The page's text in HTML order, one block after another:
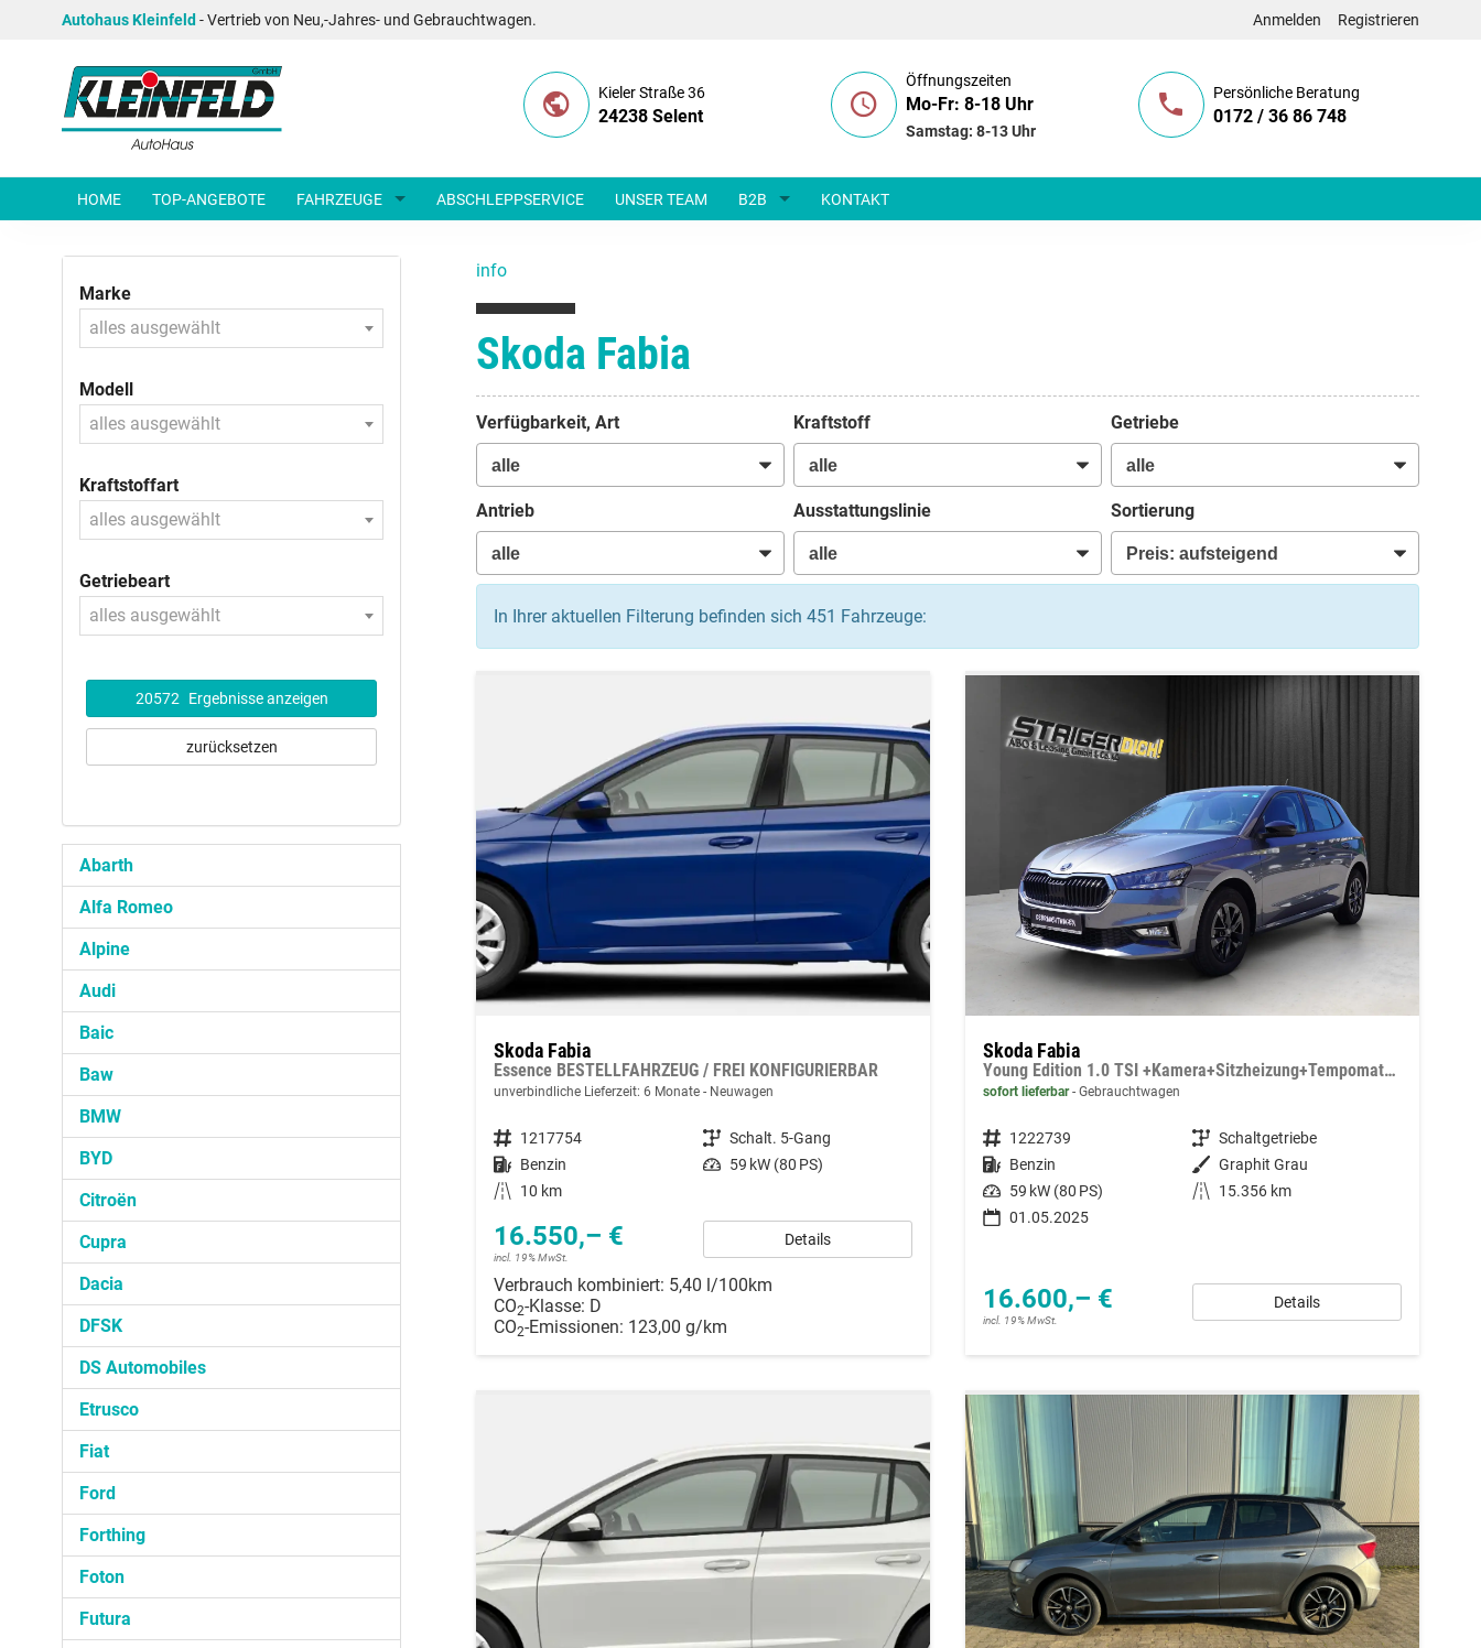
Autohaus Kleinfeld - Vertrieb von Neu,-Jahres- und Gebrauchtwagen. Anmelden Registrieren
Kieler Straße 36
24238 Selent
Öffnungszeiten
Mo-Fr: 8-18 Uhr
Samstag: 8-13 Uhr
Persönliche Beratung
0172 / 36 86 748
HOME TOP-ANGEBOTE FAHRZEUGE ABSCHLEPPSERVICE UNSER TEAM B2B KONTAKT
info
Skoda Fabia
Verfügbarkeit, Art Kraftstoff Getriebe
Antrieb Ausstattungslinie Sortierung
In Ihrer aktuellen Filterung befinden sich 451 Fahrzeuge:
Skoda Fabia
Essence BESTELLFAHRZEUG / FREI KONFIGURIERBAR
unverbindliche Lieferzeit: 6 Monate Neuwagen
Fahrzeugnummer 1217754 Getriebe Schalt. 5-Gang
Kraftstoff Benzin Leistung 59 kW (80 PS)
Kilometerstand
10 km
16.550,– €
incl. 19% MwSt.
Details
Verbrauch kombiniert: 5,40 l/100km
CO2-Klasse: D
CO2-Emissionen: 123,00 g/km
Skoda Fabia
Young Edition 1.0 TSI +Kamera+Sitzheizung+Tempomat+LED+Black Style+
sofort lieferbar Gebrauchtwagen
Fahrzeugnummer 1222739 Getriebe Schaltgetriebe
Kraftstoff Benzin Außenfarbe Graphit Grau
Leistung 59 kW (80 PS) Kilometerstand
15.356 km
01.05.2025
16.600,– €
incl. 19% MwSt.
Details
Marke
alles ausgewählt
Modell
alles ausgewählt
Kraftstoffart
alles ausgewählt
Getriebeart
alles ausgewählt
20572 Ergebnisse anzeigen
zurücksetzen
Abarth
Alfa Romeo
Alpine
Audi
Baic
Baw
BMW
BYD
Citroën
Cupra
Dacia
DFSK
DS Automobiles
Etrusco
Fiat
Ford
Forthing
Foton
Futura